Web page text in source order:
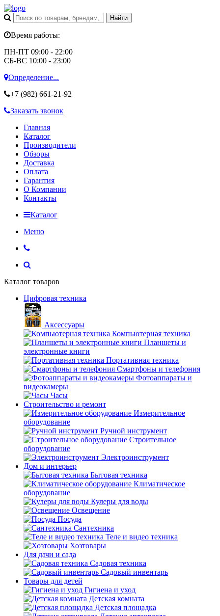
Время работы:
ПН-ПТ 09:00 - 22:00
СБ-ВС 10:00 - 23:00
Определение...
+7 (982) 661-21-92
Заказать звонок
Главная
Каталог
Производители
Обзоры
Доставка
Оплата
Гарантия
О Компании
Контакты
Каталог
Меню
Каталог товаров
Цифровая техника
Аксессуары
Компьютерная техника
Планшеты и
электронные книги
Портативная техника
Смартфоны и телефония
Фотоаппараты и
видеокамеры
Часы
Строительство и ремонт
Измерительное
оборудование
Ручной инструмент
Строительное
оборудование
Электроинструмент
Дом и интерьер
Бытовая техника
Климатическое
оборудование
Кулеры для воды
Освещение
Посуда
Сантехника
Теле и видео техника
Хозтовары
Для дачи и сада
Садовая техника
Садовый инвентарь
Товары для детей
Гигиена и уход
Детская комната
Детская площадка